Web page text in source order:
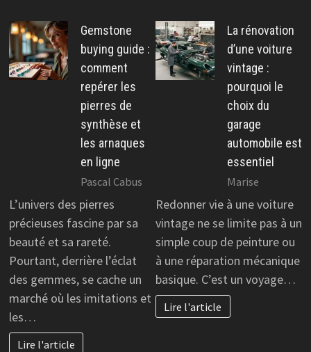
Gemstone
buying guide :
comment
repérer les
pierres de
synthèse et
les arnaques
en ligne
Pascal Cabus
L’univers des pierres
précieuses fascine par sa
beauté et sa rareté.
Pourtant, derrière l’éclat
des gemmes, se cache un
marché où les imitations et
les…
Lire l'article
La rénovation
d’une voiture
vintage :
pourquoi le
choix du
garage
automobile est
essentiel
Marise
Redonner vie à une voiture
vintage ne se limite pas à un
simple coup de peinture ou
à une réparation mécanique
basique. C’est un voyage…
Lire l'article